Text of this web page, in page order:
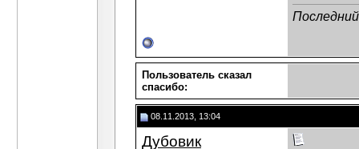
Пользователь сказал
cпасибо:
08.11.2013, 13:04
Дубовик